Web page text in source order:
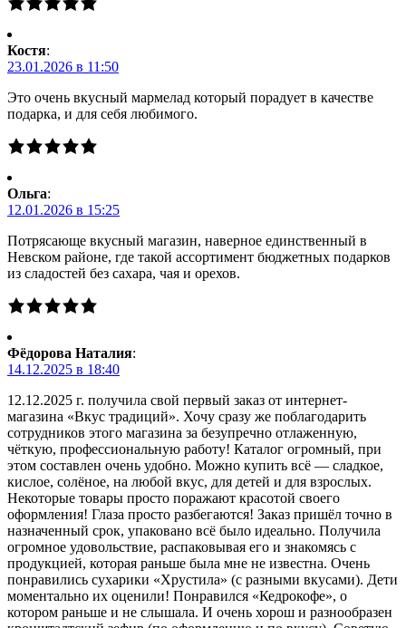
Костя:
23.01.2026 в 11:50
Это очень вкусный мармелад который порадует в качестве
подарка, и для себя любимого.
Ольга:
12.01.2026 в 15:25
Потрясающе вкусный магазин, наверное единственный в
Невском районе, где такой ассортимент бюджетных подарков
из сладостей без сахара, чая и орехов.
Фёдорова Наталия:
14.12.2025 в 18:40
12.12.2025 г. получила свой первый заказ от интернет-
магазина «Вкус традиций». Хочу сразу же поблагодарить
сотрудников этого магазина за безупречно отлаженную,
чёткую, профессиональную работу! Каталог огромный, при
этом составлен очень удобно. Можно купить всё — сладкое,
кислое, солёное, на любой вкус, для детей и для взрослых.
Некоторые товары просто поражают красотой своего
оформления! Глаза просто разбегаются! Заказ пришёл точно в
назначенный срок, упаковано всё было идеально. Получила
огромное удовольствие, распаковывая его и знакомясь с
продукцией, которая раньше была мне не известна. Очень
понравились сухарики «Хрустила» (с разными вкусами). Дети
моментально их оценили! Понравился «Кедрокофе», о
котором раньше и не слышала. И очень хорош и разнообразен